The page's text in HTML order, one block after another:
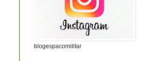
blogespacomilitar